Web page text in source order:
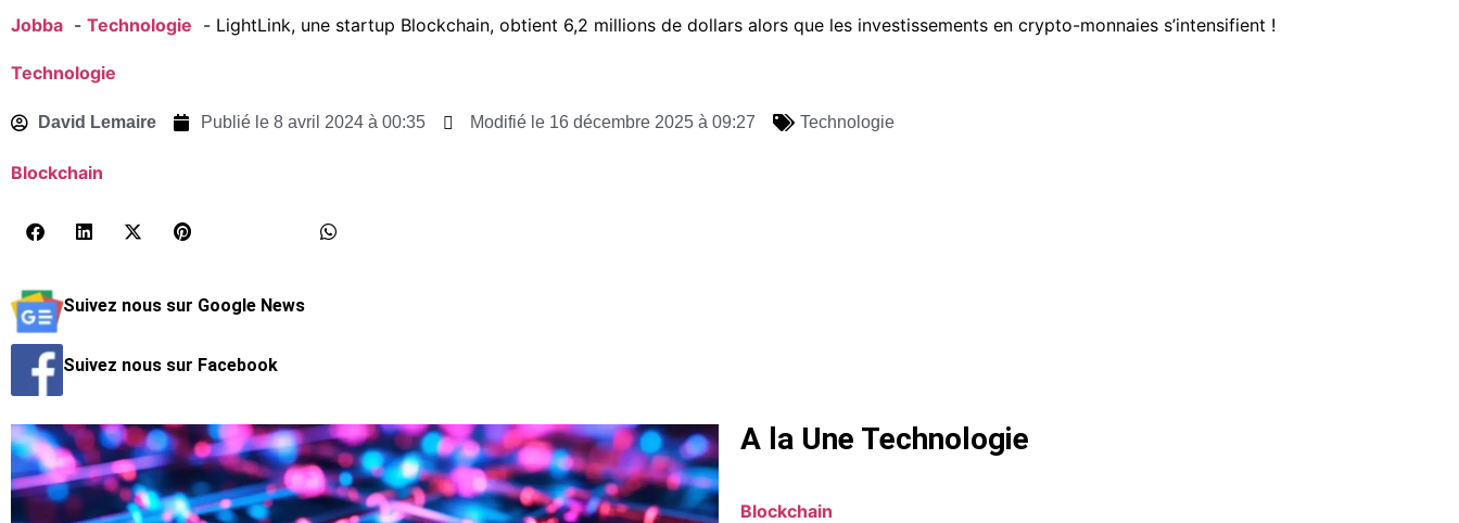
Jobba Technologie LightLink, une startup Blockchain, obtient 6,2 millions de dollars alors que les investissements en crypto-monnaies s’intensifient !
Technologie
David Lemaire Publié le 8 avril 2024 à 00:35 Modifié le 16 décembre 2025 à 09:27 Technologie
Blockchain
Suivez nous sur Google News
Suivez nous sur Facebook
A la Une Technologie
Blockchain